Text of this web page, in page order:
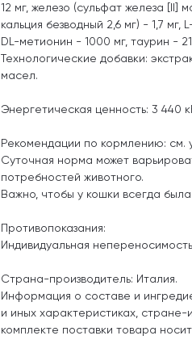
12 мг, железо (сульфат железа [II]
кальция безводный 2,6 мг) - 1,7
DL-метионин - 1000 мг, таурин -
Технологические добавки:
масел.
Энергетическая ценность: 3 440
Рекомендации по кормлению: см.
Суточная норма может
потребностей животного.
Важно, чтобы у кошки всегда
Противопоказания:
Индивидуальная
Страна-производитель: Италия.
Информация о составе и
и иных характеристиках, стране-
комплекте поставки товара